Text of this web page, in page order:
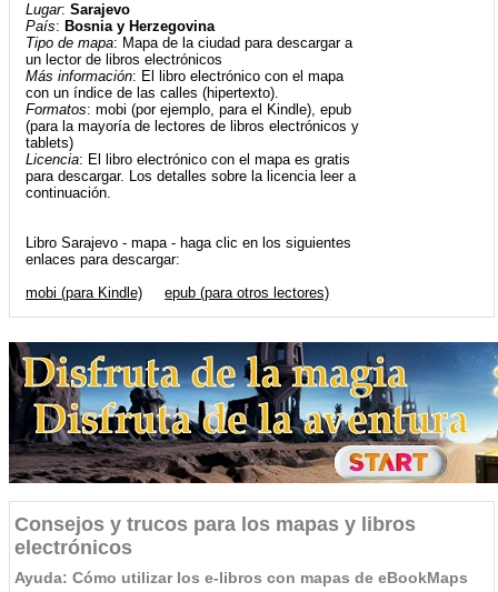
Lugar:Sarajevo
País: Bosnia y Herzegovina
Tipo de mapa: Mapa de la ciudad para descargar a
un lector de libros electrónicos
Más información: El libro electrónico con el mapa
con un índice de las calles (hipertexto).
Formatos: mobi (por ejemplo, para el Kindle), epub
(para la mayoría de lectores de libros electrónicos y
tablets)
Licencia: El libro electrónico con el mapa es gratis
para descargar. Los detalles sobre la licencia leer a
continuación.
Libro Sarajevo - mapa - haga clic en los siguientes
enlaces para descargar:
mobi (para Kindle)
epub (para otros lectores)
Consejos y trucos para los mapas y libros
electrónicos
Ayuda: Cómo utilizar los e-libros con mapas de eBookMaps